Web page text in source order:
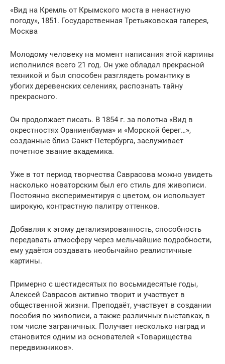
«Вид на Кремль от Крымского моста в ненастную
погоду», 1851. Государственная Третьяковская галерея,
Москва
Молодому человеку на момент написания этой картины
исполнился всего 21 год. Он уже обладал прекрасной
техникой и был способен разглядеть романтику в
убогих деревенских селениях, распознать тайну
прекрасного.
Он продолжает писать. В 1854 г. за полотна «Вид в
окрестностях Ораниенбаума» и «Морской берег…»,
созданные близ Санкт-Петербурга, заслуживает
почетное звание академика.
Уже в тот период творчества Саврасова можно увидеть
насколько новаторским был его стиль для живописи.
Постоянно экспериментируя с цветом, он использует
широкую, контрастную палитру оттенков.
Добавляя к этому детализированность, способность
передавать атмосферу через мельчайшие подробности,
ему удаётся создавать необычайно реалистичные
картины.
Примерно с шестидесятых по восьмидесятые годы,
Алексей Саврасов активно творит и участвует в
общественной жизни. Преподаёт, участвует в создании
пособия по живописи, а также различных выставках, в
том числе заграничных. Получает несколько наград и
становится одним из основателей «Товарищества
передвижников».